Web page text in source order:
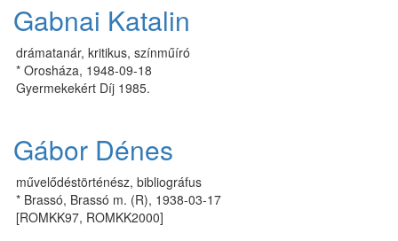
Gabnai Katalin
drámatanár, kritikus, színműíró
* Orosháza, 1948-09-18
Gyermekekért Díj 1985.
Gábor Dénes
művelődéstörténész, bibliográfus
* Brassó, Brassó m. (R), 1938-03-17
[ROMKK97, ROMKK2000]